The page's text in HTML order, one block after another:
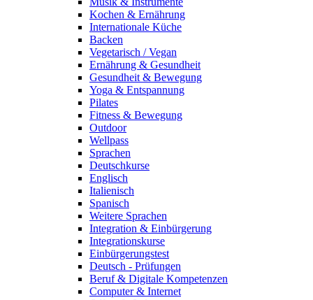
Kochen & Ernährung
Internationale Küche
Backen
Vegetarisch / Vegan
Ernährung & Gesundheit
Gesundheit & Bewegung
Yoga & Entspannung
Pilates
Fitness & Bewegung
Outdoor
Wellpass
Sprachen
Deutschkurse
Englisch
Italienisch
Spanisch
Weitere Sprachen
Integration & Einbürgerung
Integrationskurse
Einbürgerungstest
Deutsch - Prüfungen
Beruf & Digitale Kompetenzen
Computer & Internet